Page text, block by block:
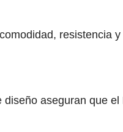
resistencia
aseguran que